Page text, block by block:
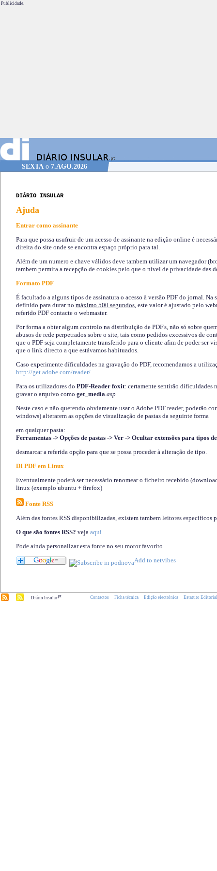
Publicidade.
SEXTA o 7.AGO.2026
DIÁRIO INSULAR
Ajuda
Entrar como assinante
Para que possa usufruir de um acesso de assinante na edição online é
direita do site onde se encontra espaço próprio para tal.
Além de um numero e chave válidos deve tambem utilizar um navegador
tambem permita a recepção de cookies pelo que o nível de privacidade das
Formato PDF
É facultado a alguns tipos de assinatura o acesso à versão PDF do jornal. Na
definido para durar no máximo 500 segundos, este valor é ajustado pelo
referido PDF contacte o webmaster.
Por forma a obter algum controlo na distribuição de PDF's, não só sobre
abusos de rede perpetrados sobre o site, tais como pedidos excessivos de
que o PDF seja completamente transferido para o cliente afim de poder ser
que o link directo a que estávamos habituados.
Caso experimente díficuldades na gravação do PDF, recomendamos a
http://get.adobe.com/reader/
Para os utilizadores do PDF-Reader foxit: certamente sentirão dificuldades
gravar o arquivo como get_media.asp
Neste caso e não querendo obviamente usar o Adobe PDF reader, poderão
windows) alterarem as opções de visualização de pastas da seguinte forma
em qualquer pasta:
Ferramentas -> Opções de pastas -> Ver -> Ocultar extensões para tipos
desmarcar a referida opção para que se possa proceder à alteração de tipo.
DI PDF em Linux
Eventualmente poderá ser necessário renomear o ficheiro recebido
linux (exemplo ubuntu + firefox)
Fonte RSS
Além das fontes RSS disponibilizadas, existem tambem leitores especificos
O que são fontes RSS? veja aqui
Pode ainda personalizar esta fonte no seu motor favorito
Diário Insular.pt Contactos Ficha técnica Edição electrónica Estatuto Editorial